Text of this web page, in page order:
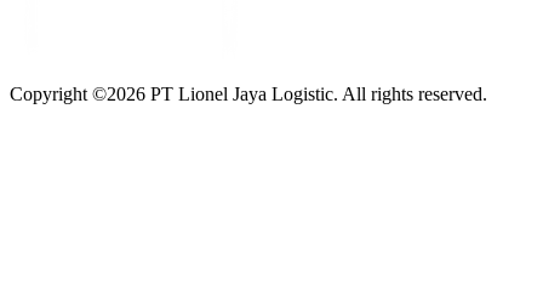
Copyright ©2026 PT Lionel Jaya Logistic. All rights reserved.